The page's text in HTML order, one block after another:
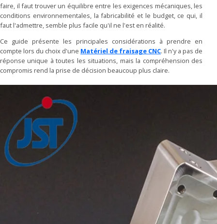
faire, il faut trouver un équilibre entre les exigences mécaniques, les
conditions environnementales, la fabricabilité et le budget, ce qui, il
faut l'admettre, semble plus facile qu'il ne l'est en réalité.
Ce guide présente les principales considérations à prendre en
compte lors du choix d'une Matériel de fraisage CNC. Il n'y a pas de
réponse unique à toutes les situations, mais la compréhension des
compromis rend la prise de décision beaucoup plus claire.